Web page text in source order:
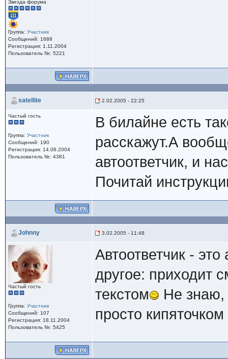
Звезда форума
Группа: Участник
Сообщений: 1688
Регистрация: 1.11.2004
Пользователь №: 5221
satellite 2.02.2005 - 22:25
Частый гость
Группа: Участник
Сообщений: 190
Регистрация: 14.08.2004
Пользователь №: 4381
В билайне есть
расскажут.А
автоответчик, и
Почитай
Johnny 3.02.2005 - 11:48
Частый гость
Группа: Участник
Сообщений: 107
Регистрация: 18.11.2004
Пользователь №: 5425
Автоответчик - это
другое: приходит
текстом
Не знаю,
просто